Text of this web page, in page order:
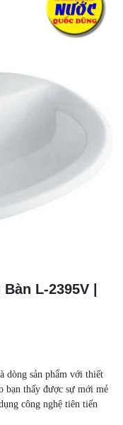
L-2395V |
dòng sản phẩm với thiết
bạn thấy được sự mới mẻ
công nghệ tiên tiến